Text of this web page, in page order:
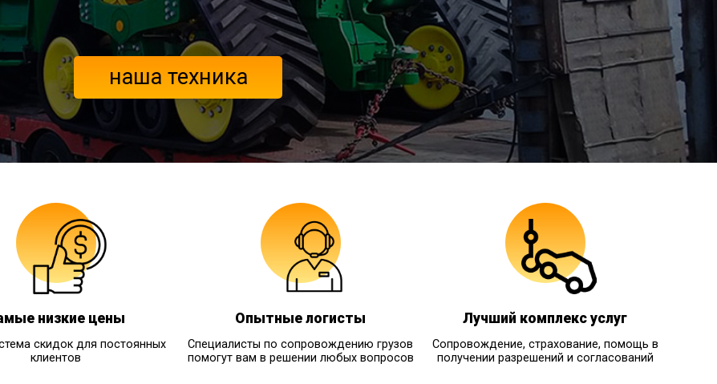
наша техника
низкие цены
скидок для постоянных
клиентов
Опытные логисты
Специалисты по сопровождению грузов
помогут вам в решении любых вопросов
Лучший комплекс услуг
Сопровождение, страхование, помощь в
получении разрешений и согласований